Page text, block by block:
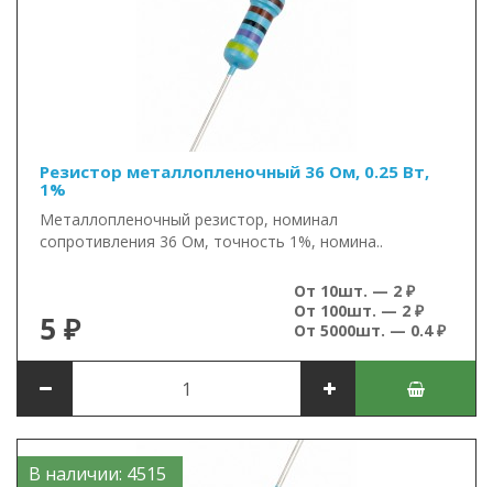
Резистор металлопленочный 36 Ом, 0.25 Вт,
1%
Металлопленочный резистор, номинал
сопротивления 36 Ом, точность 1%, номина..
5 ₽
От 10шт. — 2 ₽
От 100шт. — 2 ₽
От 5000шт. — 0.4 ₽
В наличии: 4515